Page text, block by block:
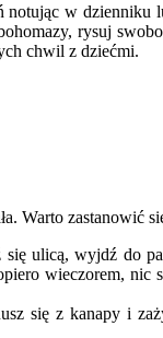
notując w
rysuj
chwil z dziećmi.
Warto
ulicą, wyjdź do
wieczorem,
się z kanapy i